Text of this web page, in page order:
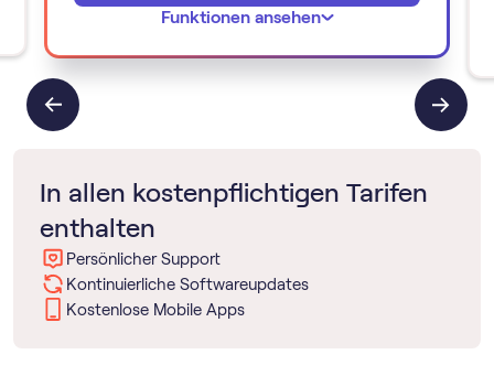
Funktionen ansehen
In allen kostenpflichtigen Tarifen
enthalten
Persönlicher Support
Kontinuierliche Softwareupdates
Kostenlose Mobile Apps